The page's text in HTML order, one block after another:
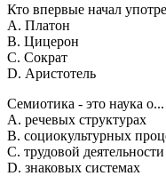
Кто впервые начал
A. Платон
B. Цицерон
C. Сократ
D. Аристотель
Семиотика - это наука о...
A. речевых структурах
B. социокультурных
C. трудовой деятельности
D. знаковых системах